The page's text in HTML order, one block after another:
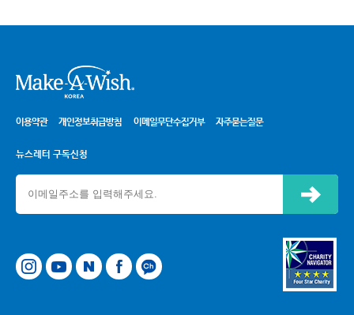
이용약관 개인정보취급방침 이메일무단수집거부 자주묻는질문
뉴스레터 구독신청
이버페이스북카카오톡 채널